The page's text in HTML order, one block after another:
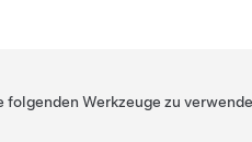
folgenden Werkzeuge zu